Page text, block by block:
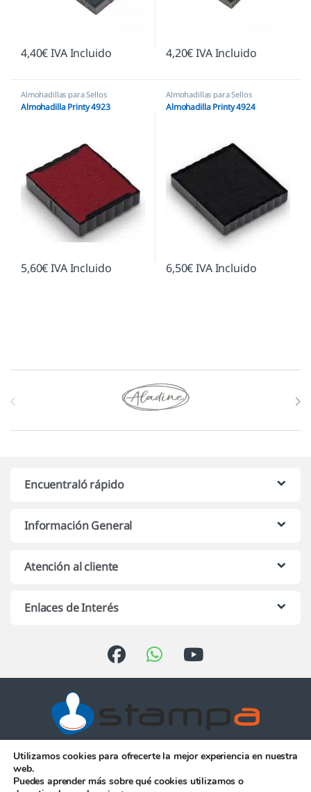
4,40€IVA Incluido 4,20€IVA Incluido
Almohadillas para Sellos
Automáticos ,Almohadillas Trodat
Almohadilla Printy 4923
5,60€IVA Incluido
Almohadillas para Sellos
Automáticos ,Almohadillas Trodat
Almohadilla Printy 4924
6,50€IVA Incluido
Marcas De Carrusel
Encuentraló rápido
Información General
Atención al cliente
Enlaces de Interés
Atención telefónica de 10:00 h.
956 344 058
Utilizamos cookies para ofrecerte la mejor experiencia en nuestra
web.
Puedes aprender más sobre qué cookies utilizamos o